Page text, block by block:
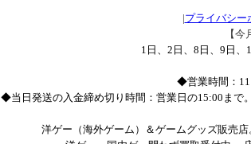
|プライバシー
【
1日、2日、8日、9日、
◆営業時間：
◆当日発送の入金締め切り時間：営業日の15:00まで。
洋ゲー（海外ゲーム）＆ゲームグッズ販売